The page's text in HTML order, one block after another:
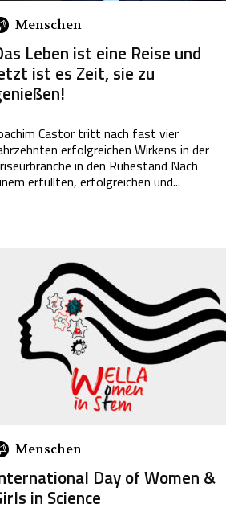
Menschen
Leben ist eine Reise und
ist es Zeit, sie zu
Castor tritt nach fast vier
erfolgreichen Wirkens in der
in den Ruhestand Nach
erfüllten, erfolgreichen und...
Menschen
Day of Women &
in Science